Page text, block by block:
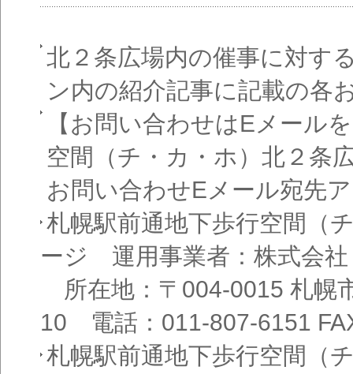
北２条広場内の催事に対す
ン内の紹介記事に記載の各
【お問い合わせはEメール
空間（チ・カ・ホ）北２条
お問い合わせEメール宛先
札幌駅前通地下歩行空間（
ージ 運用事業者：株式会
所在地：〒004-0015 札幌
10 電話：011-807-6151
札幌駅前通地下歩行空間（